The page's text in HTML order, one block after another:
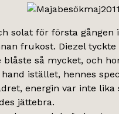
solat för första
frukost. Diezel
så mycket, och
istället, hennes
energin var inte
jättebra.